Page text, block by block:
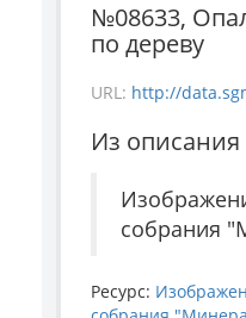
№08633,
по дереву
URL: http://data.sgm.ru/dataset/17744eed-27fa-4a9a-bc72-
Из
собрания
Ресурс: